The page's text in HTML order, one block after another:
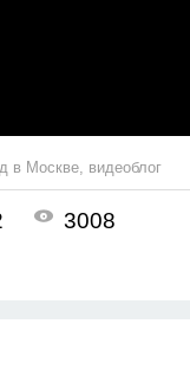
в Москве видеоблог
3008